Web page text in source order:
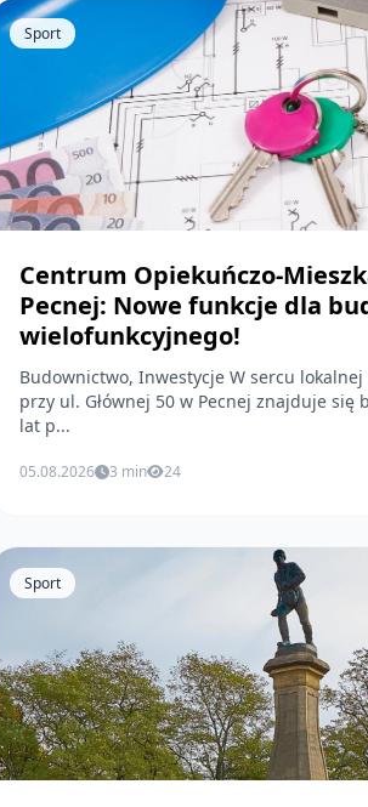
Sport
Centrum Opiekuńczo-
Pecnej: Nowe funkcje dla
wielofunkcyjnego!
Budownictwo, Inwestycje W sercu lokalnej społeczności
przy ul. Głównej 50 w Pecnej znajduje się
lat p...
05.08.2026 3 min 24
Sport